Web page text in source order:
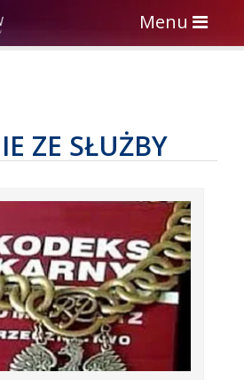
Toggle
navigation
Menu
ZE SŁUŻBY